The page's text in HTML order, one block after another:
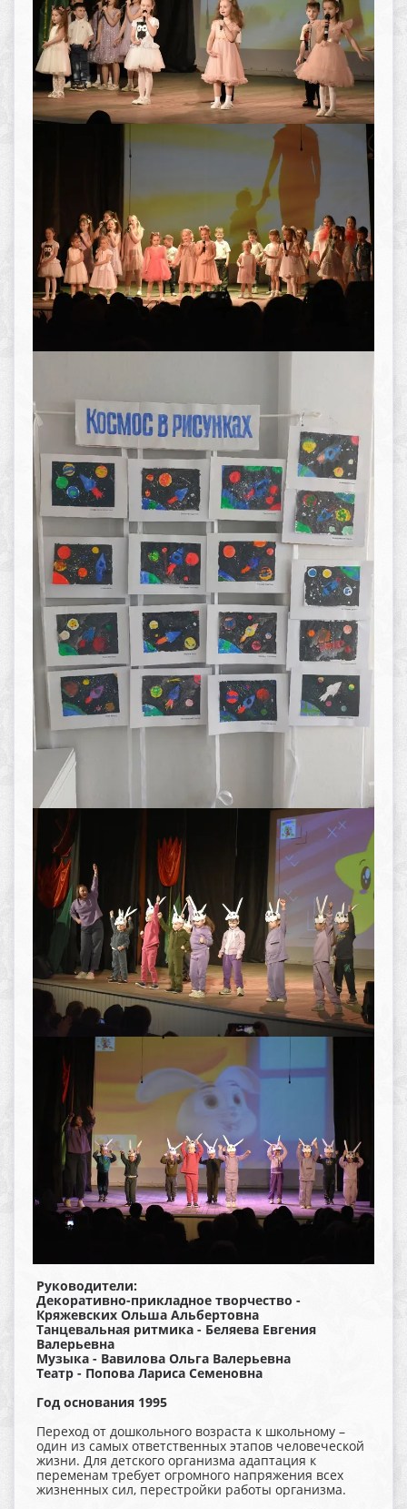
Руководители:
Декоративно-прикладное творчество -
Кряжевских Ольша Альбертовна
Танцевальная ритмика - Беляева Евгения
Валерьевна
Музыка - Вавилова Ольга Валерьевна
Театр - Попова Лариса Семеновна
Год основания 1995
Переход от дошкольного возраста к школьному –
один из самых ответственных этапов человеческой
жизни. Для детского организма адаптация к
переменам требует огромного напряжения всех
жизненных сил, перестройки работы организма.